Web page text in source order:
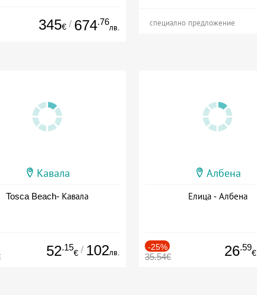
345€ / 674.76
лв. специално предложение
Кавала
Tosca Beach- Кавала
52.15
€ / 102лв.
Албена
Елица - Албена
-25%
35.54€ 26.59
€